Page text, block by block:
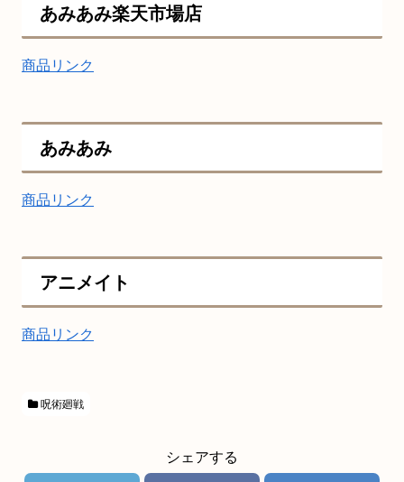
あみあみ楽天市場店
商品リンク
あみあみ
商品リンク
アニメイト
商品リンク
呪術廻戦
シェアする